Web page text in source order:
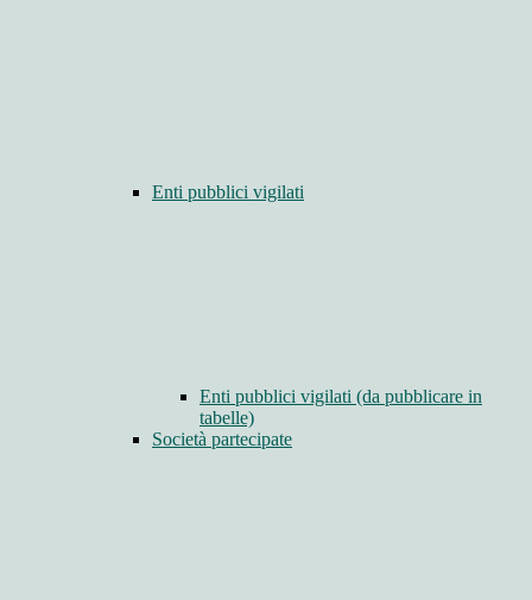
Enti pubblici vigilati
Enti pubblici vigilati (da pubblicare in
tabelle)
Società partecipate